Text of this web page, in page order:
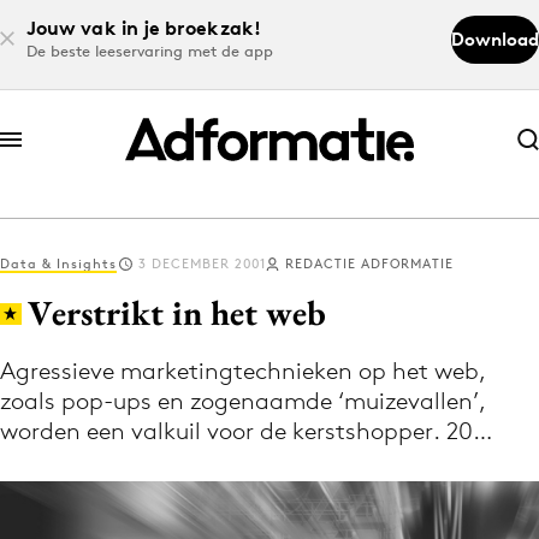
Jouw vak in je broekzak!
De beste leeservaring met de app
Download
Abonneer nu
Abonneer nu
Log in
Download de app
Volg het laatste nieuws via de Adformatie
Nieuws app
Data & Insights 3 DECEMBER 2001 REDACTIE ADFORMATIE
Verstrikt in het web
Agressieve marketingtechnieken op het web,
zoals pop-ups en zogenaamde ‘muizevallen’,
worden een valkuil voor de kerstshopper. 20…